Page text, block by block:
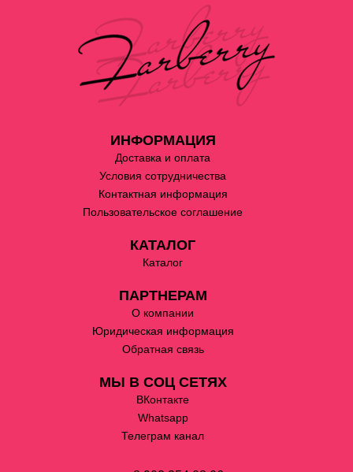
ИНФОРМАЦИЯ
Доставка и оплата
Условия сотрудничества
Контактная информация
Пользовательское соглашение
КАТАЛОГ
Каталог
ПАРТНЕРАМ
О компании
Юридическая информация
Обратная связь
МЫ В СОЦ СЕТЯХ
ВКонтакте
Whatsapp
Телеграм канал